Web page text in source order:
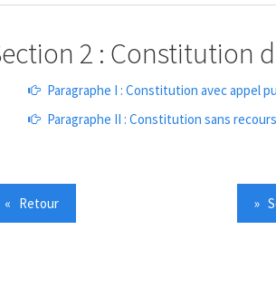
2 : Constitution
Paragraphe I : Constitution avec appel
Paragraphe II : Constitution sans
« Retour »